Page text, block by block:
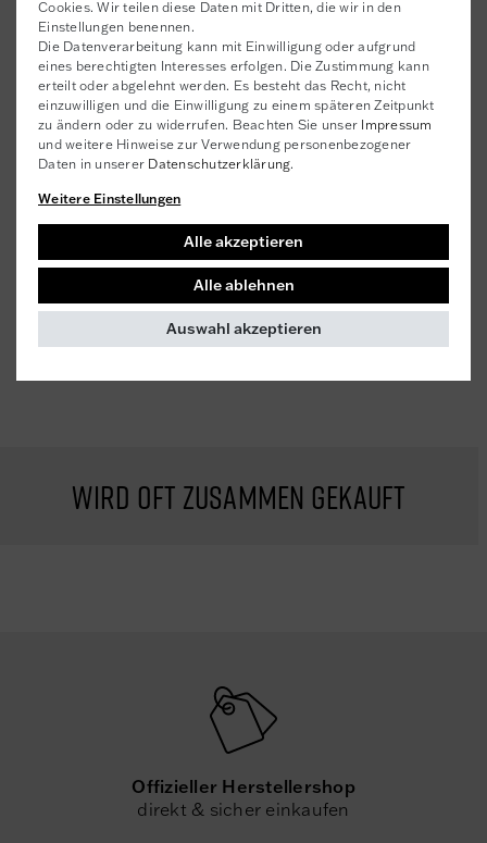
Hersteller-Informationen
Hersteller
Laboratoires NOVEXPERT
74 Zone Artisanale de Montvoisin , 91400 Gometz-
la-Ville, Frankreich
novexpert@novexpert-lab.com
Kundenrezensionen()
Wird oft zusammen gekauft
Offizieller Herstellershop
direkt & sicher einkaufen
Cookies. Wir teilen diese Daten mit Dritten, die wir in den
Einstellungen benennen.
Die Datenverarbeitung kann mit Einwilligung oder aufgrund
eines berechtigten Interesses erfolgen. Die Zustimmung kann
erteilt oder abgelehnt werden. Es besteht das Recht, nicht
einzuwilligen und die Einwilligung zu einem späteren Zeitpunkt
zu ändern oder zu widerrufen. Beachten Sie unser Impressum
und weitere Hinweise zur Verwendung personenbezogener
Daten in unserer Daten­schutz­erklärung.
Weitere Einstellungen
Alle akzeptieren
Alle ablehnen
Auswahl akzeptieren